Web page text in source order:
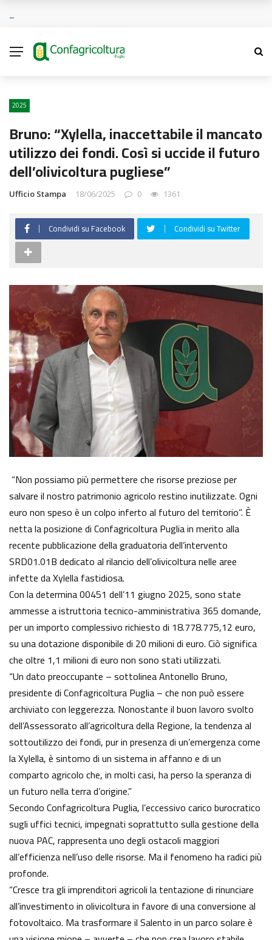
2025
Bruno: “Xylella, inaccettabile il mancato
utilizzo dei fondi. Così si uccide il futuro
dell’olivicoltura pugliese”
Ufficio Stampa 18/06/2025 0 1361
Condividi su Facebook Condividi su Twitter
“Non possiamo più permettere che risorse preziose per
salvare il nostro patrimonio agricolo restino inutilizzate. Ogni
euro non speso è un colpo inferto al futuro del territorio”. È
netta la posizione di Confagricoltura Puglia in merito alla
recente pubblicazione della graduatoria dell’intervento
SRD01.01B dedicato al rilancio dell’olivicoltura nelle aree
infette da Xylella fastidiosa.
Con la determina 00451 dell’11 giugno 2025, sono state
ammesse a istruttoria tecnico-amministrativa 365 domande,
per un importo complessivo richiesto di 18.778.775,12 euro,
su una dotazione disponibile di 20 milioni di euro. Ciò significa
che oltre 1,1 milioni di euro non sono stati utilizzati.
“Un dato preoccupante – sottolinea Antonello Bruno,
presidente di Confagricoltura Puglia – che non può essere
archiviato con leggerezza. Nonostante il buon lavoro svolto
dell’Assessorato all’agricoltura della Regione, la tendenza al
sottoutilizzo dei fondi, pur in presenza di un’emergenza come
la Xylella, è sintomo di un sistema in affanno e di un
comparto agricolo che, in molti casi, ha perso la speranza di
un futuro nella terra d’origine.”
Secondo Confagricoltura Puglia, l’eccessivo carico burocratico
sugli uffici tecnici, impegnati soprattutto sulla gestione della
nuova PAC, rappresenta uno degli ostacoli maggiori
all’efficienza nell’uso delle risorse. Ma il fenomeno ha radici più
profonde.
“Cresce tra gli imprenditori agricoli la tentazione di rinunciare
all’investimento in olivicoltura in favore di una conversione al
fotovoltaico. Ma trasformare il Salento in un parco solare è